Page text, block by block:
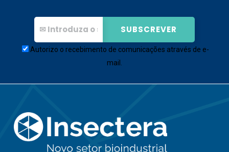
Autorizo o recebimento de comunicações através de e-
mail.